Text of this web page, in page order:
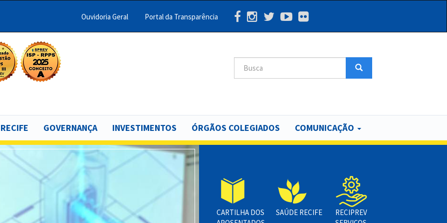
Menu
Ouvidoria Geral Portal da Transparência
Search
GOVERNANÇA INVESTIMENTOS ÓRGÃOS COLEGIADOS COMUNICAÇÃO
CARTILHA DOS
SAÚDE RECIFE
RECIPREV